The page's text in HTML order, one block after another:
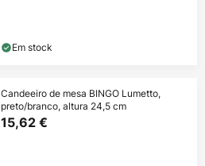
Em stock
Candeeiro de mesa BINGO Lumetto,
preto/branco, altura 24,5 cm
15,62 €